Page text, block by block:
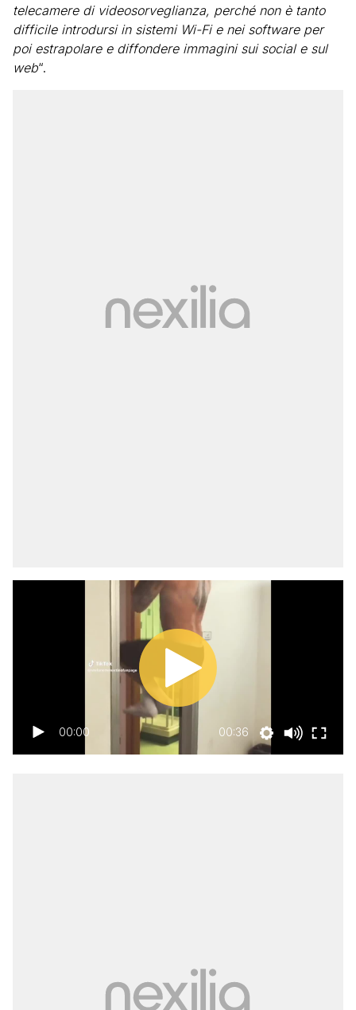
telecamere di videosorveglianza, perché non è tanto
difficile introdursi in sistemi Wi-Fi e nei software per
poi estrapolare e diffondere immagini sui social e sul
web“.
00:00 00:36